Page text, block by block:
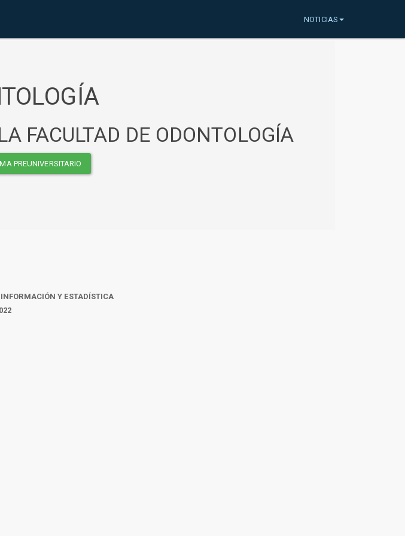
NOTICIAS
FACULTAD DE ODONTOLOGÍA
PREUNIVERSITARIO
Y ESTADÍSTICA